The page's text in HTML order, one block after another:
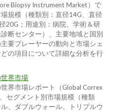
Biopsy Instrument Market）で
規模（種類別：直径14G、直径
20G；用途別：病院、学術＆研
断センター）、主要地域と国別
要プレーヤーの動向と市場シェ
の項目について詳細な分析を行
界市場
界市場レポート（Global Correx
セグメント別市場規模（種類
、ダブルウォール、トリプルウ